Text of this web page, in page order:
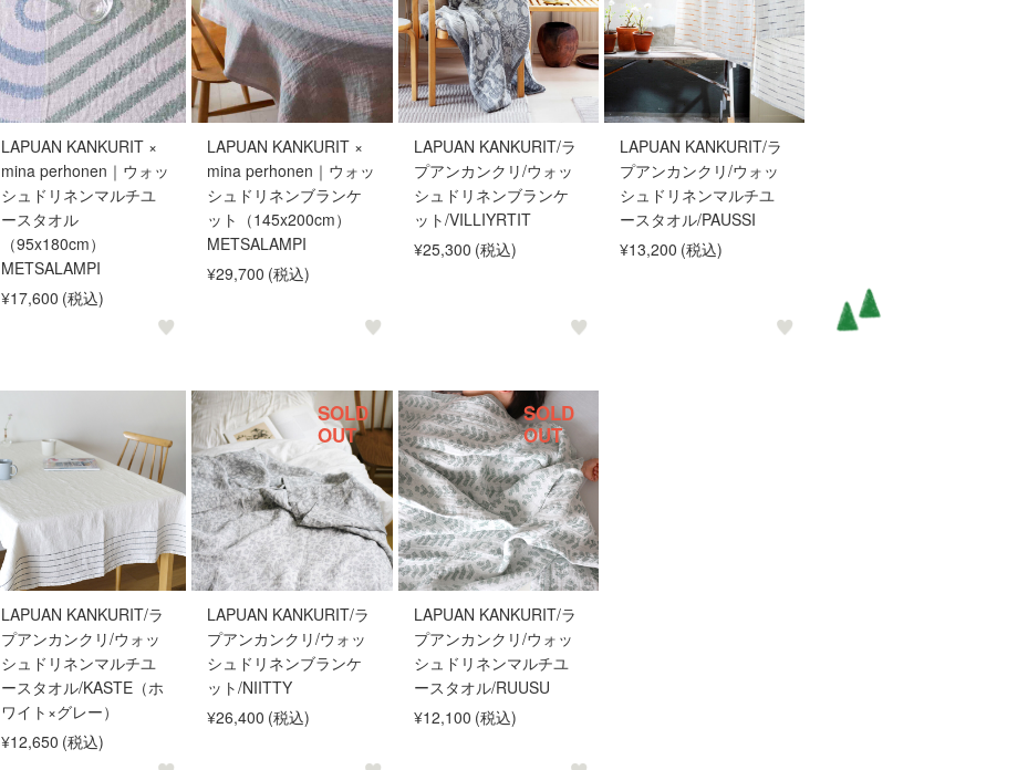
LAPUAN KANKURIT ×
mina perhonen｜ウォッ
シュドリネンマルチユ
ースタオル
（95x180cm）
METSALAMPI
¥17,600 (税込)
LAPUAN KANKURIT ×
mina perhonen｜ウォッ
シュドリネンブランケ
ット（145x200cm）
METSALAMPI
¥29,700 (税込)
LAPUAN KANKURIT/ラ
プアンカンクリ/ウォッ
シュドリネンブランケ
ット/VILLIYRTIT
¥25,300 (税込)
LAPUAN KANKURIT/ラ
プアンカンクリ/ウォッ
シュドリネンマルチユ
ースタオル/PAUSSI
¥13,200 (税込)
LAPUAN KANKURIT/ラ
プアンカンクリ/ウォッ
シュドリネンマルチユ
ースタオル/KASTE（ホ
ワイト×グレー）
¥12,650 (税込)
LAPUAN KANKURIT/ラ
プアンカンクリ/ウォッ
シュドリネンブランケ
ット/NIITTY
¥26,400 (税込)
SOLD
OUT
LAPUAN KANKURIT/ラ
プアンカンクリ/ウォッ
シュドリネンマルチユ
ースタオル/RUUSU
¥12,100 (税込)
SOLD
OUT